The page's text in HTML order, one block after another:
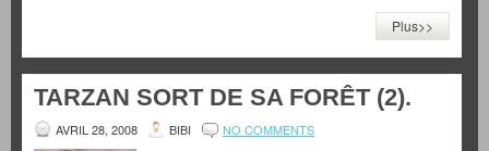
Plus>>
TARZAN SORT DE SA FORÊT (2).
AVRIL 28, 2008 BIBI NO COMMENTS